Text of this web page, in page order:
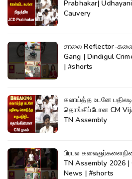
Prabhakar|
Cauvery
சாலை Reflector-களை
Gang | Dindigul
| #shorts
கலாய்த்த உடனே
தொங்கிப்போன CM
TN Assembly
பிரபல
TN Assembly 2026 |
News | #shorts